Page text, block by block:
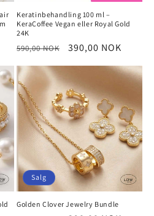
Keratinbehandling 100 ml –
KeraCoffee Vegan eller Royal Gold
24K
Vanlig
pris
590,00 NOK Salgspris
390,00 NOK
Salg
Golden Clover Jewelry Bundle